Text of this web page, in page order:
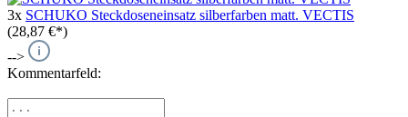
3x SCHUKO Steckdoseneinsatz silberfarben matt. VECTIS
(28,87 €*)
-->
Kommentarfeld: